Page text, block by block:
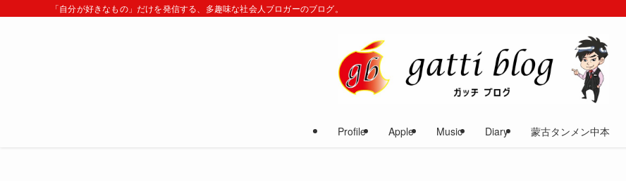
「自分が好きなもの」だけを発信する、多趣味な社会人ブロガーのブログ。
Profile Apple Music Diary 蒙古タンメン中本